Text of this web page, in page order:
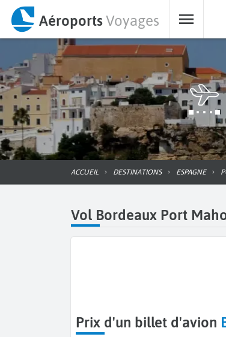
AéroportsVoyages
ACCUEIL DESTINATIONS ESPAGNE
Vol Bordeaux Port
Prix d'un billet d'avion